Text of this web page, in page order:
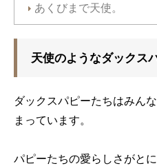
あくびまで天使。
天使のようなダックス
ダックスパピーたちはみん
まっています。
パピーたちの愛らしさがと